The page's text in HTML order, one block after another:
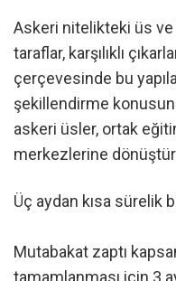
Askeri nitelikteki üs
taraflar, karşılıklı
çerçevesinde bu
şekillendirme
askeri üsler, ortak
merkezlerine
Üç aydan kısa sürelik
Mutabakat zaptı
tamamlanması için 3